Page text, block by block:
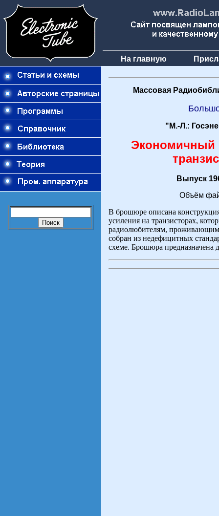
На главную
Массовая
"М.-Л.:
Экономичный
Выпуск
Объём
В брошюре описана
усиления на транзисторах,
радиолюбителям,
собран из недефицитных
схеме. Брошюра предназначена